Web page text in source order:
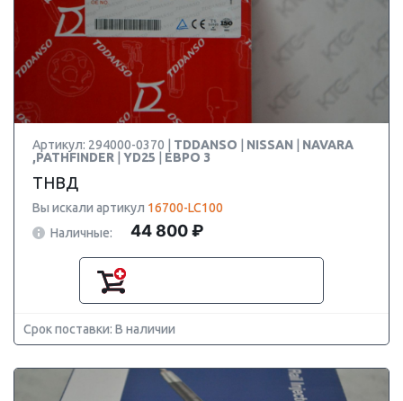
Артикул: 294000-0370 | TDDANSO NISSAN
NAVARA
,PATHFINDER
YD25 ЕВРО 3
ТНВД
Вы искали артикул 16700-LC100
Наличные:
44 800 ₽
Срок поставки: В наличии